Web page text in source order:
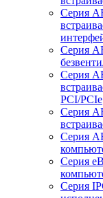
Серия
Серия
Серия
PCI/PCIe
Серия
Серия
Серия
Серия